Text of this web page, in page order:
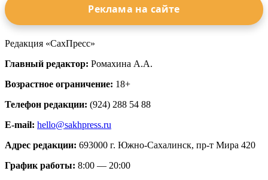
Реклама на сайте
Редакция «СахПресс»
Главный редактор: Ромахина А.А.
Возрастное ограничение: 18+
Телефон редакции: (924) 288 54 88
E-mail: hello@sakhpress.ru
Адрес редакции: 693000 г. Южно-Сахалинск, пр-т Мира 420
График работы: 8:00 — 20:00